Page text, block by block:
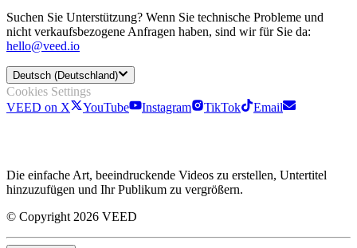
Suchen Sie Unterstützung? Wenn Sie technische Probleme und
nicht verkaufsbezogene Anfragen haben, sind wir für Sie da:
hello@veed.io
Deutsch (Deutschland)
Cookies Settings
VEED on X
YouTube Instagram TikTok Email
Die einfache Art, beeindruckende Videos zu erstellen, Untertitel
hinzuzufügen und Ihr Publikum zu vergrößern.
© Copyright 2026 VEED